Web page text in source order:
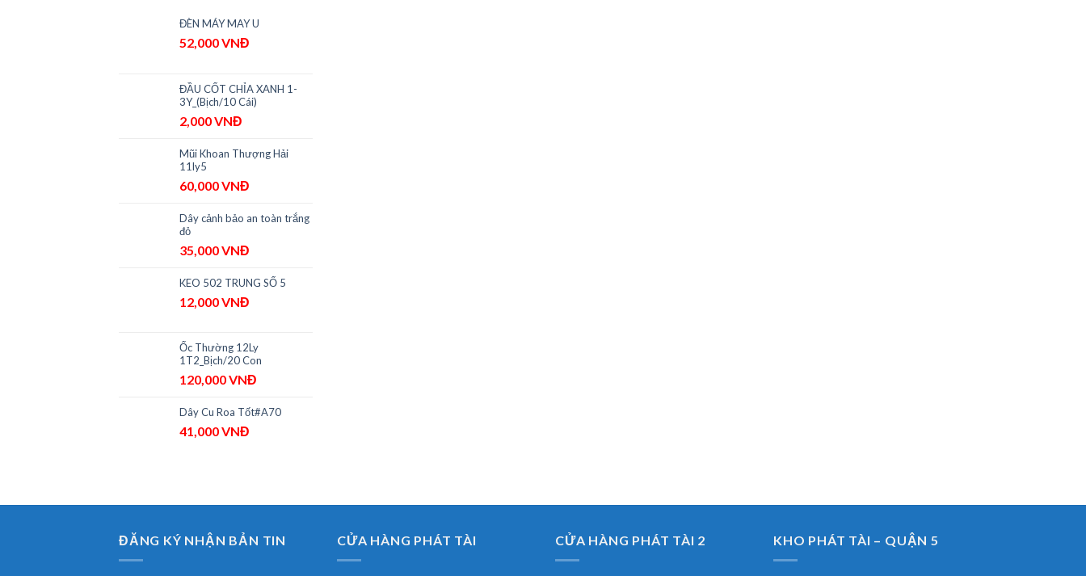
ĐÈN MÁY MAY U
52,000VNĐ
ĐẦU CỐT CHỈA XANH 1-
3Y_(Bịch/10 Cái)
2,000VNĐ
Mũi Khoan Thượng Hải
11ly5
60,000VNĐ
Dây cảnh bảo an toàn trắng
đỏ
35,000VNĐ
KEO 502 TRUNG SỐ 5
12,000VNĐ
Ốc Thường 12Ly
1T2_Bịch/20 Con
120,000VNĐ
Dây Cu Roa Tốt#A70
41,000VNĐ
ĐĂNG KÝ NHẬN BẢN TIN CỬA HÀNG PHÁT TÀI CỬA HÀNG PHÁT TÀI 2 KHO PHÁT TÀI – QUẬN 5